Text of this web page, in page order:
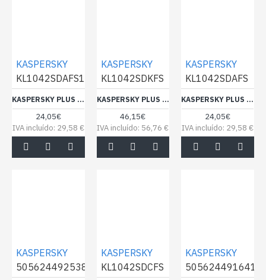
KASPERSKY
KL1042SDAFS12
KASPERSKY PLUS 1 PC | 1 ANO
24,05€
IVA incluído: 29,58 €
KASPERSKY
KL1042SDKFS
KASPERSKY PLUS 10DEV 1Y LICENÇA ELECTRÓNICA
46,15€
IVA incluído: 56,76 €
KASPERSKY
KL1042SDAFS
KASPERSKY PLUS 1DEV 1Y LICENÇA ELECTRÓNICA
24,05€
IVA incluído: 29,58 €
KASPERSKY
5056244925383
KASPERSKY
KL1042SDCFS
KASPERSKY
5056244916411